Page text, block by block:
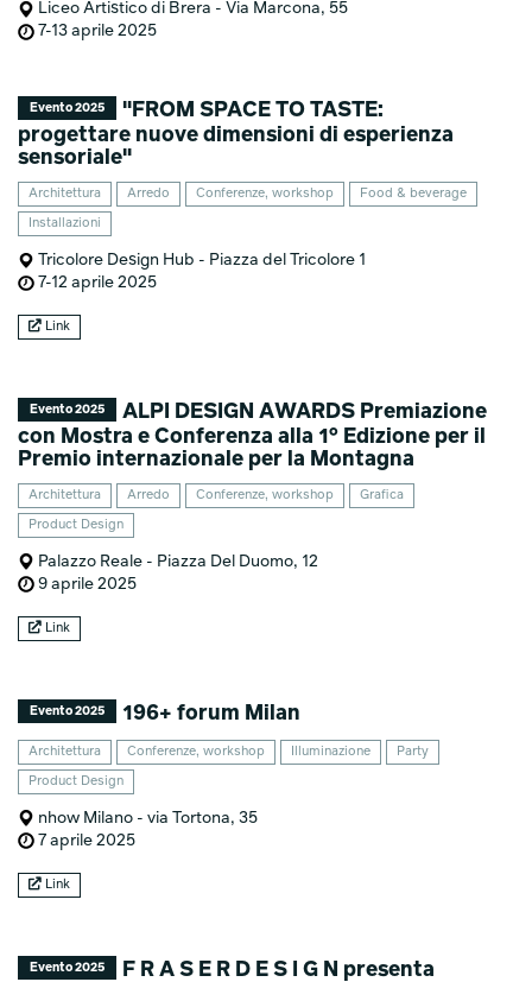
Liceo Artistico di Brera - Via Marcona, 55
7-13 aprile 2025
Evento 2025
"FROM SPACE TO TASTE:
progettare nuove dimensioni di esperienza
sensoriale"
Architettura Arredo Conferenze, workshop Food & beverage
Installazioni
Tricolore Design Hub - Piazza del Tricolore 1
7-12 aprile 2025
Link
Evento 2025
ALPI DESIGN AWARDS Premiazione
con Mostra e Conferenza alla 1° Edizione per il
Premio internazionale per la Montagna
Architettura Arredo Conferenze, workshop Grafica
Product Design
Palazzo Reale - Piazza Del Duomo, 12
9 aprile 2025
Link
Evento 2025 196+ forum Milan
Architettura Conferenze, workshop Illuminazione Party
Product Design
nhow Milano - via Tortona, 35
7 aprile 2025
Link
Evento 2025
F R A S E R D E S I G N presenta